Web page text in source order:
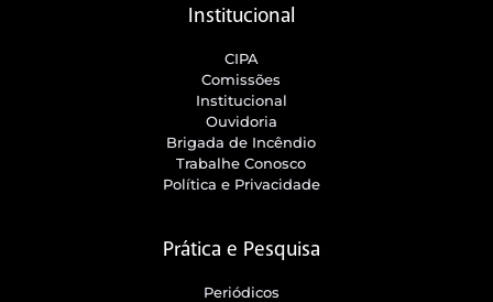
Institucional
CIPA
Comissões
Institucional
Ouvidoria
Brigada de Incêndio
Trabalhe Conosco
Política e Privacidade
Prática e Pesquisa
Periódicos